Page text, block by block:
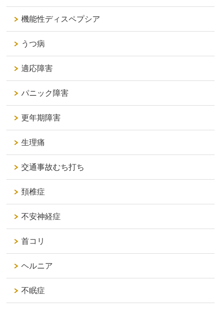
機能性ディスペプシア
うつ病
適応障害
パニック障害
更年期障害
生理痛
交通事故むち打ち
頚椎症
不安神経症
首コリ
ヘルニア
不眠症